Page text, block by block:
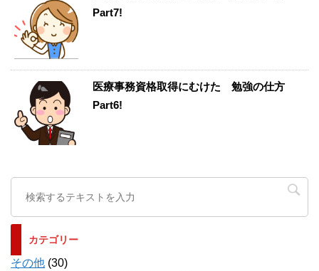
Part7!
医療事務資格取得にむけた 勉強の仕方
Part6!
カテゴリー
その他 (30)